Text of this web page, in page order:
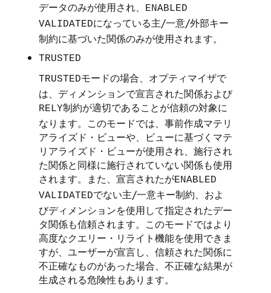
データのみが使用され、
ENABLED
VALIDATEDになっている主/一意/外部キー
制約に基づいた関係のみが使用されます。
TRUSTED
TRUSTEDモードの場合、オプティマイザで
は、ディメンションで宣言された関係および
RELY制約が適切であることが信頼の対象に
なります。このモードでは、事前作成マテリ
アライズド・ビューや、ビューに基づくマテ
リアライズド・ビューが使用され、施行され
た関係と同様に施行されていない関係も使用
されます。また、宣言されたがENABLED
VALIDATEDでない主/一意キー制約、およ
びディメンションを使用して指定されたデー
タ関係も信頼されます。このモードではより
高度なクエリー・リライト機能を使用できま
すが、ユーザーが宣言し、信頼された関係に
不正確なものがあった場合、不正確な結果が
生成される危険性もあります。